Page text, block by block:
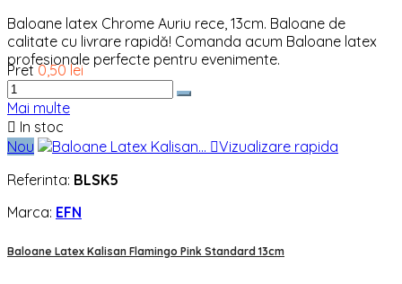
Baloane latex Chrome Auriu rece, 13cm. Baloane de
calitate cu livrare rapidă! Comanda acum Baloane latex
profesionale perfecte pentru evenimente.
Pret 0,50 lei
Mai multe
 In stoc
Nou
Vizualizare rapida
Referinta: BLSK5
Marca: EFN
Baloane Latex Kalisan Flamingo Pink Standard 13cm